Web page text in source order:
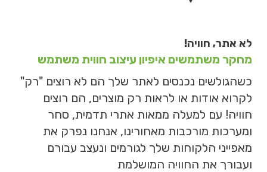
לא אתר, חוויה!
מחקר משתמשים איפיון עיצוב חווית משתמש
כשהגולשים נכנסים לאתר שלך הם לא רוצים "רק"
לקרוא אודות או לראות רק מוצרים, הם רוצים
חוויה! עם למעלה ממאות אתרי תדמית, סחר
ומערכות מורכבות מאחורינו, אנחנו נפרק את
מאפייני הלקוחות שלך לגורמים ונעצב עבורם
ועבורך את החוויה המושלמת